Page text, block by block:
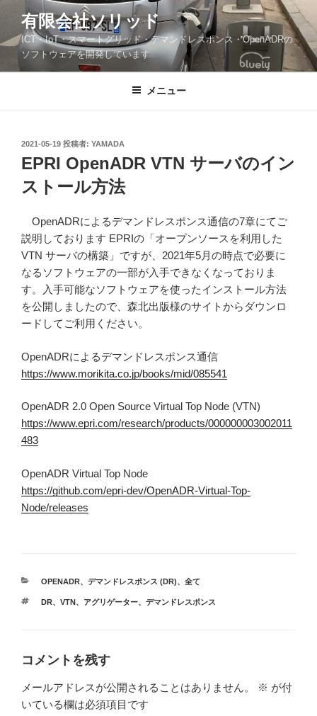
テ
ツ
有限会社ソリッド
ICT・IoT・スマートグリッド・デマンドレスポンス・OpenADRの
ソフトウェアを開発しています
メニュー
投
稿
日:
2021-05-19 投稿者: YAMADA
EPRI OpenADR VTN サーバのイン
ストール方法
OpenADRによるデマンドレスポンス通信の7章にてご
説明しております EPRIの「オープンソースを利用した
VTN サーバの構築」ですが、2021年5月の時点で必要に
なるソフトウェアの一部が入手できなくなっておりま
す。入手可能なソフトウェアを使ったインストール方法
を公開しましたので、森北出版様のサイトからダウンロ
ードしてご利用ください。
OpenADRによるデマンドレスポンス通信
https://www.morikita.co.jp/books/mid/085541
OpenADR 2.0 Open Source Virtual Top Node (VTN)
https://www.epri.com/research/products/000000003002011
483
OpenADR Virtual Top Node
https://github.com/epri-dev/OpenADR-Virtual-Top-
Node/releases
カ
ゴ
OPENADR、 デマンドレスポンス (DR)、 全て
タ
DR、 VTN 、 アグリゲーター、 デマンドレスポンス
コメントを残す
メールアドレスが公開されることはありません。 ※ が付
いている欄は必須項目です